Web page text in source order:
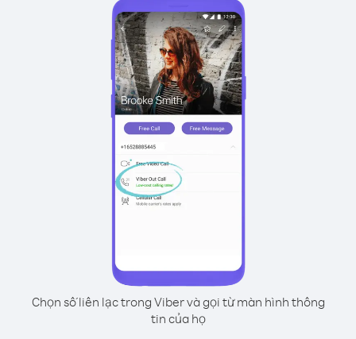
Chọn số liên lạc trong Viber và gọi từ màn hình thông
tin của họ